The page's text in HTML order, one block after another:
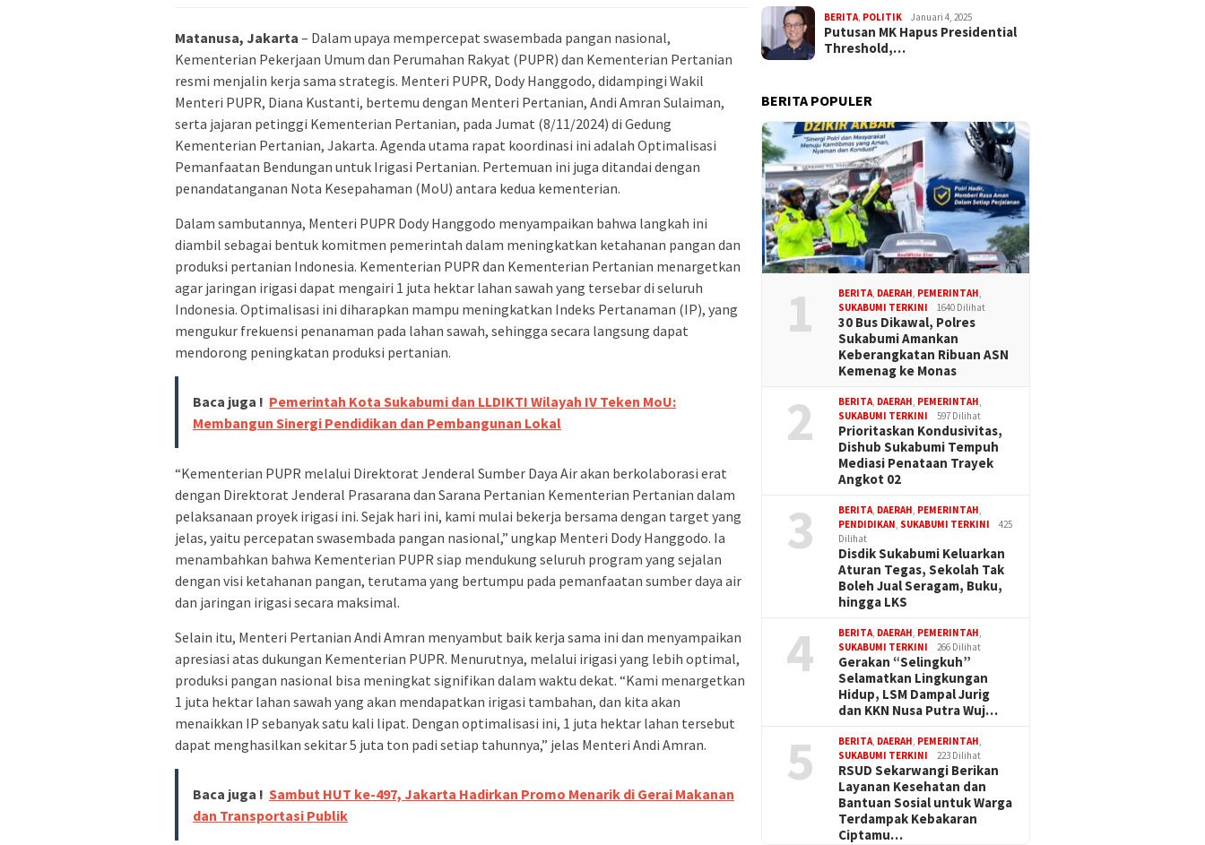
Matanusa, Jakarta – Dalam upaya mempercepat swasembada pangan nasional,
Kementerian Pekerjaan Umum dan Perumahan Rakyat (PUPR) dan Kementerian Pertanian
resmi menjalin kerja sama strategis. Menteri PUPR, Dody Hanggodo, didampingi Wakil
Menteri PUPR, Diana Kustanti, bertemu dengan Menteri Pertanian, Andi Amran Sulaiman,
serta jajaran petinggi Kementerian Pertanian, pada Jumat (8/11/2024) di Gedung
Kementerian Pertanian, Jakarta. Agenda utama rapat koordinasi ini adalah Optimalisasi
Pemanfaatan Bendungan untuk Irigasi Pertanian. Pertemuan ini juga ditandai dengan
penandatanganan Nota Kesepahaman (MoU) antara kedua kementerian.
Dalam sambutannya, Menteri PUPR Dody Hanggodo menyampaikan bahwa langkah ini
diambil sebagai bentuk komitmen pemerintah dalam meningkatkan ketahanan pangan dan
produksi pertanian Indonesia. Kementerian PUPR dan Kementerian Pertanian menargetkan
agar jaringan irigasi dapat mengairi 1 juta hektar lahan sawah yang tersebar di seluruh
Indonesia. Optimalisasi ini diharapkan mampu meningkatkan Indeks Pertanaman (IP), yang
mengukur frekuensi penanaman pada lahan sawah, sehingga secara langsung dapat
mendorong peningkatan produksi pertanian.
Baca juga ! Pemerintah Kota Sukabumi dan LLDIKTI Wilayah IV Teken MoU:
Membangun Sinergi Pendidikan dan Pembangunan Lokal
“Kementerian PUPR melalui Direktorat Jenderal Sumber Daya Air akan berkolaborasi erat
dengan Direktorat Jenderal Prasarana dan Sarana Pertanian Kementerian Pertanian dalam
pelaksanaan proyek irigasi ini. Sejak hari ini, kami mulai bekerja bersama dengan target yang
jelas, yaitu percepatan swasembada pangan nasional,” ungkap Menteri Dody Hanggodo. Ia
menambahkan bahwa Kementerian PUPR siap mendukung seluruh program yang sejalan
dengan visi ketahanan pangan, terutama yang bertumpu pada pemanfaatan sumber daya air
dan jaringan irigasi secara maksimal.
Selain itu, Menteri Pertanian Andi Amran menyambut baik kerja sama ini dan menyampaikan
apresiasi atas dukungan Kementerian PUPR. Menurutnya, melalui irigasi yang lebih optimal,
produksi pangan nasional bisa meningkat signifikan dalam waktu dekat. “Kami menargetkan
1 juta hektar lahan sawah yang akan mendapatkan irigasi tambahan, dan kita akan
menaikkan IP sebanyak satu kali lipat. Dengan optimalisasi ini, 1 juta hektar lahan tersebut
dapat menghasilkan sekitar 5 juta ton padi setiap tahunnya,” jelas Menteri Andi Amran.
Baca juga ! Sambut HUT ke-497, Jakarta Hadirkan Promo Menarik di Gerai Makanan
dan Transportasi Publik
BERITA POLITIK Januari 4, 2025
Putusan MK Hapus Presidential
Threshold,…
BERITA POPULER
1 BERITA, DAERAH, PEMERINTAH,
SUKABUMI TERKINI
1640 Dilihat
30 Bus Dikawal, Polres
Sukabumi Amankan
Keberangkatan Ribuan ASN
Kemenag ke Monas
2 BERITA, DAERAH, PEMERINTAH,
SUKABUMI TERKINI
597 Dilihat
Prioritaskan Kondusivitas,
Dishub Sukabumi Tempuh
Mediasi Penataan Trayek
Angkot 02
3 BERITA, DAERAH, PEMERINTAH,
PENDIDIKAN, SUKABUMI TERKINI
425
Dilihat
Disdik Sukabumi Keluarkan
Aturan Tegas, Sekolah Tak
Boleh Jual Seragam, Buku,
hingga LKS
4 BERITA, DAERAH, PEMERINTAH,
SUKABUMI TERKINI
266 Dilihat
Gerakan “Selingkuh”
Selamatkan Lingkungan
Hidup, LSM Dampal Jurig
dan KKN Nusa Putra Wuj…
5 BERITA, DAERAH, PEMERINTAH,
SUKABUMI TERKINI
223 Dilihat
RSUD Sekarwangi Berikan
Layanan Kesehatan dan
Bantuan Sosial untuk Warga
Terdampak Kebakaran
Ciptamu…